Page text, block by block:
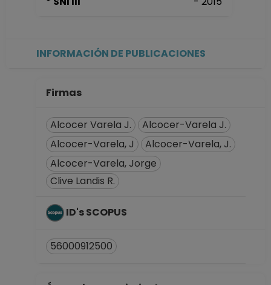
INFORMACIÓN DE PUBLICACIONES
Firmas
Alcocer Varela J.
Alcocer-Varela J.
Alcocer-Varela, J
Alcocer-Varela, J.
Alcocer-Varela, Jorge
Clive Landis R.
ID's SCOPUS
56000912500